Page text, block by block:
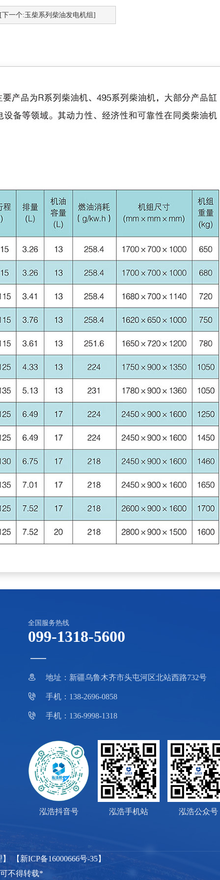
[下一个:玉柴系列柴油发电机组]
全国服务热线
099-1318-5600
 地址：新疆乌鲁木齐市头屯河区北站西路732号
 手机：138-2696-0858
 手机：136-9998-1318
泓浩抖音号 泓浩手机站 泓浩公众号
】 【 新ICP备16000666号-35】
不得转载*